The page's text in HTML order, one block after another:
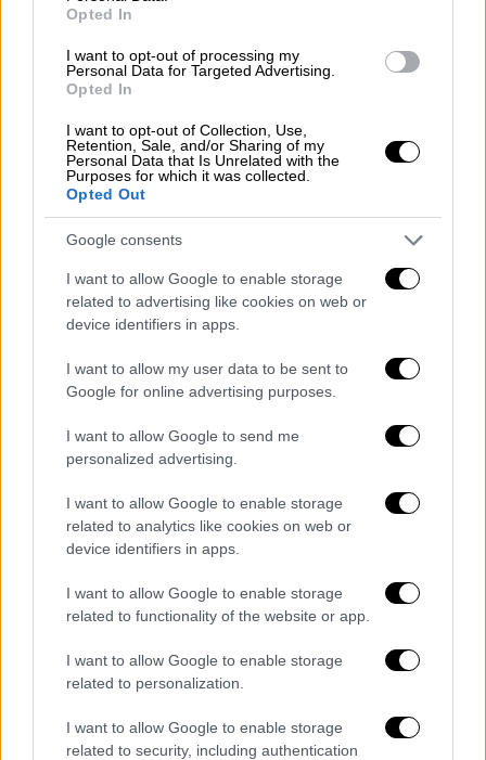
Opted In
I want to opt-out of processing my
Personal Data for Targeted Advertising.
Opted In
I want to opt-out of Collection, Use,
Retention, Sale, and/or Sharing of my
Personal Data that Is Unrelated with the
Purposes for which it was collected.
Opted Out
Google consents
I want to allow Google to enable storage
related to advertising like cookies on web or
device identifiers in apps.
I want to allow my user data to be sent to
Google for online advertising purposes.
I want to allow Google to send me
personalized advertising.
I want to allow Google to enable storage
related to analytics like cookies on web or
device identifiers in apps.
I want to allow Google to enable storage
related to functionality of the website or app.
I want to allow Google to enable storage
related to personalization.
I want to allow Google to enable storage
related to security, including authentication
αμυντικές της πωλήσεις, ωστόσο έθεσε ένα
καίριο ερώτημαπου απευθύνεται απευθείας
στην ηγεσία των ΗΠΑ:
«Η γενική προσέγγισή μας είναι ότι δεν θα
κρίνουμε εμείς τι κάνουν οι ΗΠΑ ή σε ποιον
κάνουν πωλήσεις. Αυτό είναι δουλειά της
κυβέρνησης των ΗΠΑ. Έχουμε όμως μια
ερώτηση: Είναι προς το πραγματικό
Αυτό πρέπει
να το απαντήσουν ο λαός και η κυβέρνηση
των ΗΠΑ».
Κλείνοντας, ο υπουργός Εθνικής Άμυνας
αναρωτήθηκε: «Είναι σίγουρο ότι για την
κυβέρνηση των ΗΠΑ το ΝΑΤΟ και ειδικά η
σταθερότητα στη νοτιοανατολική Μεσόγειο
πρόγραμμα σε μια χώρα στην ανατολική
Μεσόγειο χωρίς την κάλυψη ότι αυτό το
πρόγραμμα δεν θα χρησιμοποιηθεί εναντίον
ενός άλλου κράτους μέλους, είναι υπέρ ή
κατά των συμφερόντων των ΗΠΑ;».